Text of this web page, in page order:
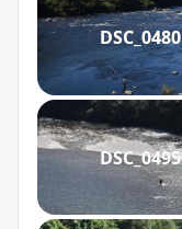
DSC_0480
DSC_0495